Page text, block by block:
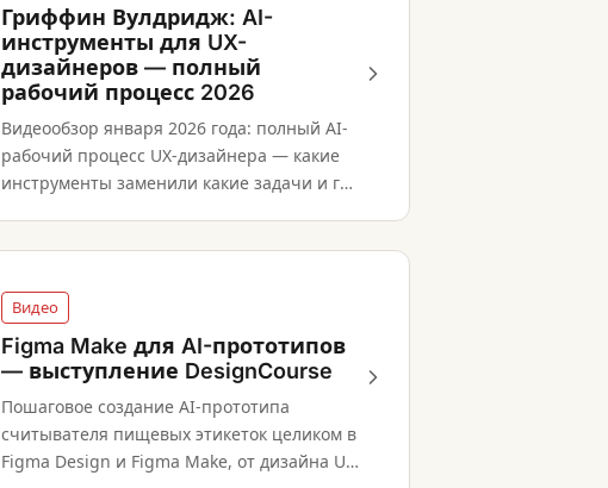
Гриффин Вулдридж: AI-
инструменты для UX-
дизайнеров — полный
рабочий процесс 2026
Видеообзор января 2026 года: полный AI-
рабочий процесс UX-дизайнера — какие
инструменты заменили какие задачи и где
Видео
Figma Make для AI-прототипов
— выступление DesignCourse
Пошаговое создание AI-прототипа
считывателя пищевых этикеток целиком в
Figma Design и Figma Make, от дизайна UI